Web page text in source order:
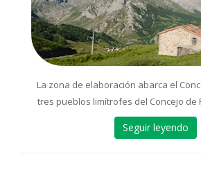
La zona de elaboración abarca el
tres pueblos limítrofes del Concejo de
Seguir leyendo